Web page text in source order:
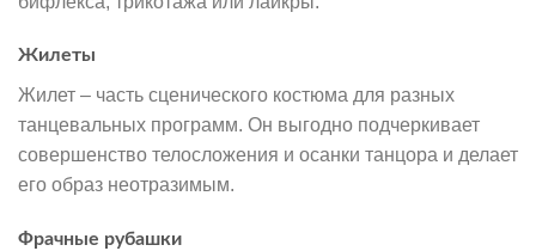
Жилеты
Жилет – часть сценического костюма для разных
танцевальных программ. Он выгодно подчеркивает
совершенство телосложения и осанки танцора и делает
его образ неотразимым.
Фрачные рубашки